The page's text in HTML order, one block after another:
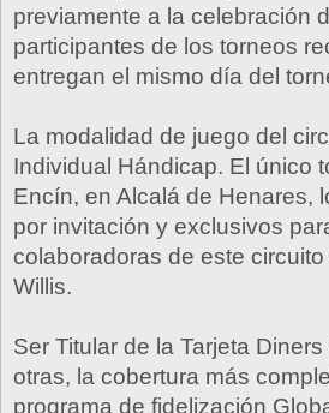
previamente a la celebración
participantes de los torneos
entregan el mismo día del
La modalidad de juego del
Individual Hándicap. El único
Encín, en Alcalá de Henares,
por invitación y exclusivos
colaboradoras de este
Willis.
Ser Titular de la Tarjeta
otras, la cobertura más
programa de fidelización